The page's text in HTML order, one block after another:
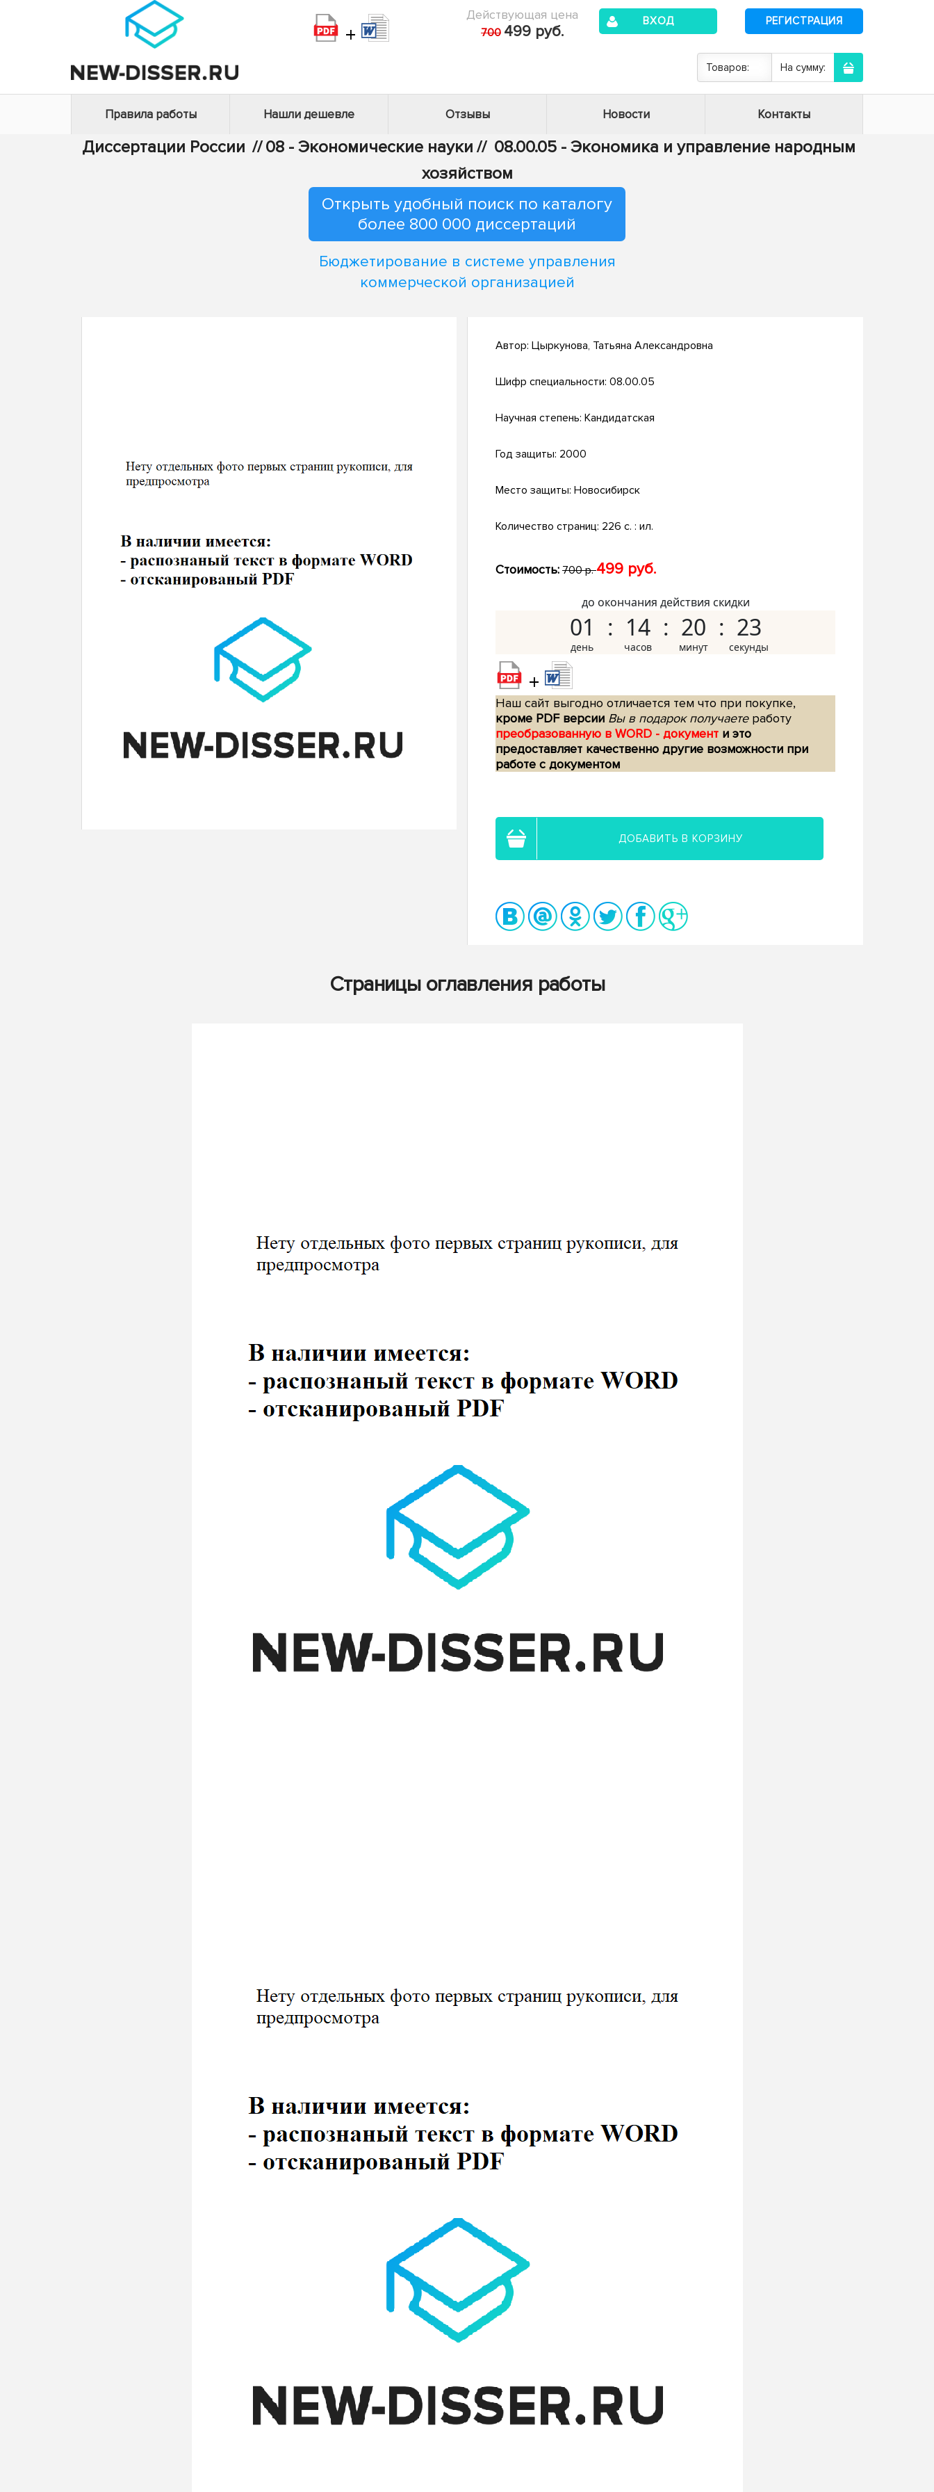
+
Действующая цена
700 499 руб.
ВХОД РЕГИСТРАЦИЯ
Товаров: На сумму:
Правила работы Нашли дешевле Отзывы Новости Контакты
Диссертации России // 08 - Экономические науки // 08.00.05 - Экономика и управление народным
хозяйством
Открыть удобный поиск по каталогу
более 800 000 диссертаций
Бюджетирование в системе управления
коммерческой организацией
Автор: Цыркунова, Татьяна Александровна
Шифр специальности: 08.00.05
Научная степень: Кандидатская
Год защиты: 2000
Место защиты: Новосибирск
Количество страниц: 226 с. : ил.
Стоимость: 700 р.499 руб.
до окончания действия скидки
01 14 20 22
+
Наш сайт выгодно отличается тем что при покупке,
кроме PDF версии Вы в подарок получаетеработу
преобразованную в WORD - документ и это
предоставляет качественно другие возможности при
работе с документом
ДОБАВИТЬ В КОРЗИНУ
Страницы оглавления работы